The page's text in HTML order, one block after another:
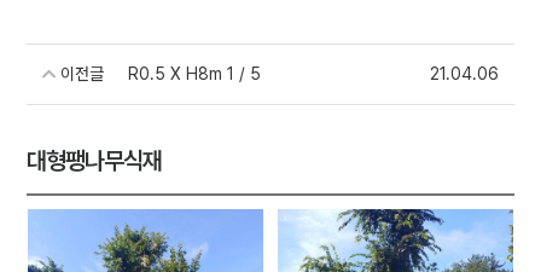
대형팽나무식재
이전글 R0.5 X H8m 1 / 5 21.04.06